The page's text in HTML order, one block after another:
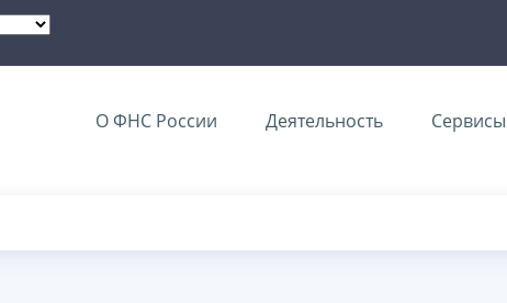
О ФНС России Деятельность Сервисы